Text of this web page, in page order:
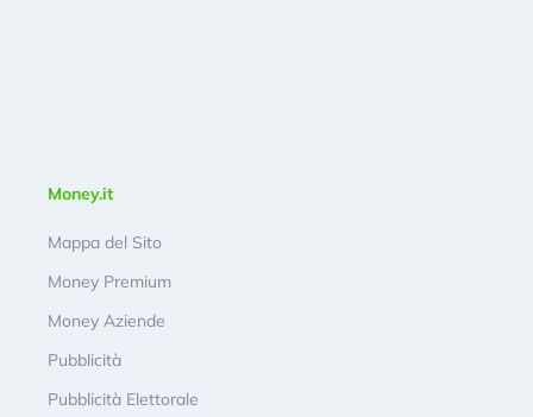
Money.it
Mappa del Sito
Money Premium
Money Aziende
Pubblicità
Pubblicità Elettorale